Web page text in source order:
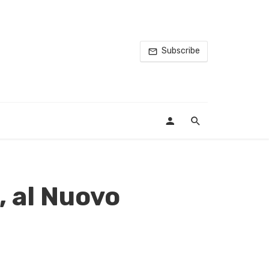
Subscribe
Nuovo